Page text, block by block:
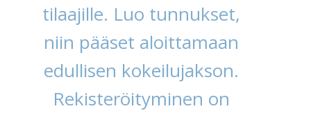
tilaajille. Luo tunnukset,
niin pääset aloittamaan
edullisen kokeilujakson.
Rekisteröityminen on